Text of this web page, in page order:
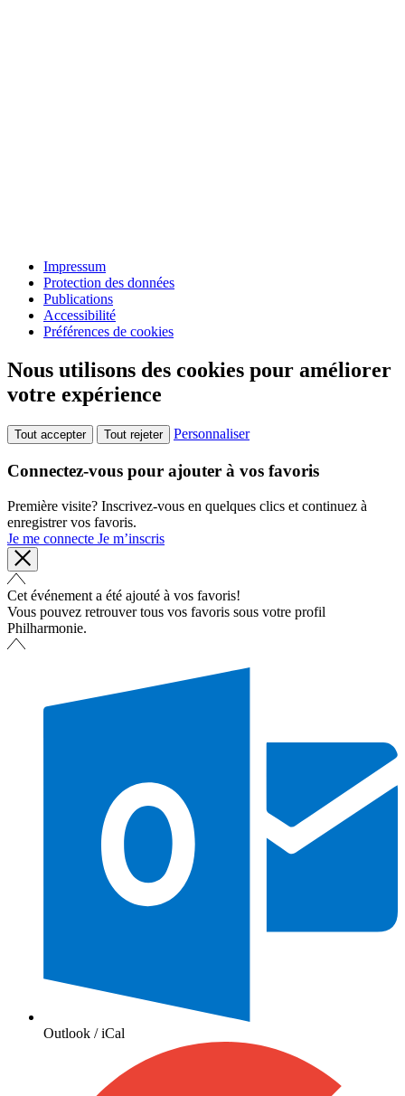
Impressum
Protection des données
Publications
Accessibilité
Préférences de cookies
Nous utilisons des cookies pour améliorer
votre expérience
Tout accepter Tout rejeter Personnaliser
Connectez-vous pour ajouter à vos favoris
Première visite? Inscrivez-vous en quelques clics et continuez à
enregistrer vos favoris.
Je me connecte Je m’inscris
Cet événement a été ajouté à vos favoris!
Vous pouvez retrouver tous vos favoris sous votre profil
Philharmonie.
Outlook / iCal